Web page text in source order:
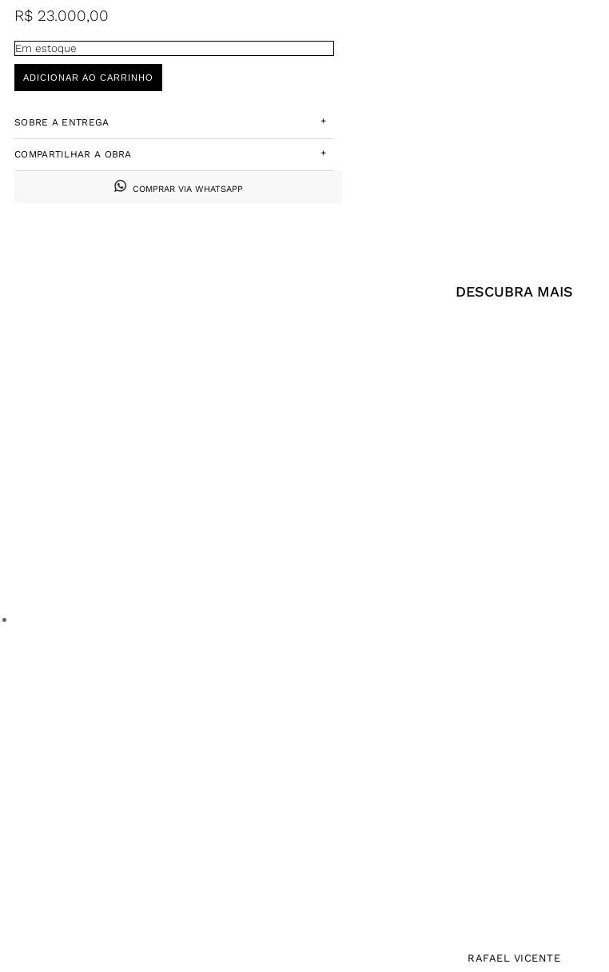
R$ 23.000,00
Em estoque
ADICIONAR AO CARRINHO
SOBRE A ENTREGA +
COMPARTILHAR A OBRA +
COMPRAR VIA WHATSAPP
DESCUBRA MAIS
RAFAEL VICENTE